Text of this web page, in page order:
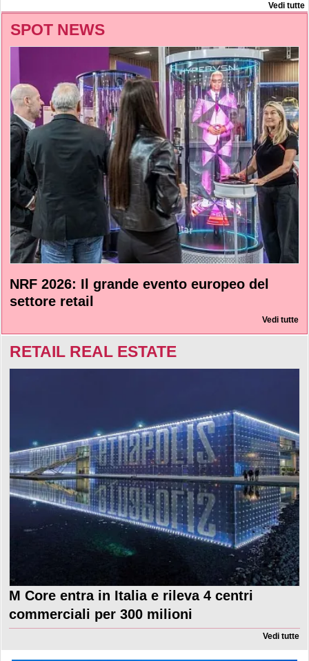
Vedi tutte
SPOT NEWS
NRF 2026: Il grande evento europeo del
settore retail
Vedi tutte
RETAIL REAL ESTATE
M Core entra in Italia e rileva 4 centri
commerciali per 300 milioni
Vedi tutte